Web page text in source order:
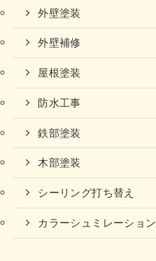
外壁塗装
外壁補修
屋根塗装
防水工事
鉄部塗装
木部塗装
シーリング打ち替え
カラーシュミレーション